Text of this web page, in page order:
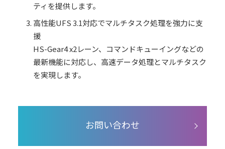
ティを提供します。
高性能UFS 3.1対応でマルチタスク処理を強力に支
援
HS-Gear4 x2レーン、コマンドキューイングなどの
最新機能に対応し、高速データ処理とマルチタスク
を実現します。
お問い合わせ